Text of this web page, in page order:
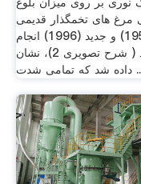
مرغ های تخمگذار قدیمی
(1950) و جدید (1996) انجام
شد ( شرح تصویری 2)، نشان
تمامی شدت ...